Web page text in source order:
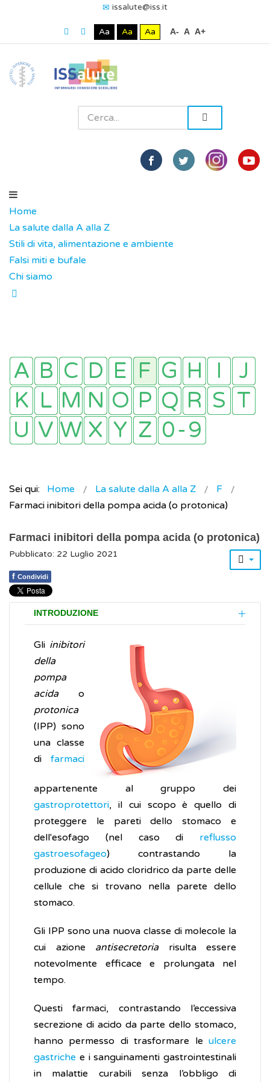
issalute@iss.it
Aa Aa Aa A- A A+
Home
La salute dalla A alla Z
Stili di vita, alimentazione e ambiente
Falsi miti e bufale
Chi siamo
Sei qui: Home La salute dalla A alla Z
F
Farmaci inibitori della pompa acida (o protonica)
Farmaci inibitori della pompa acida (o protonica)
Pubblicato: 22 Luglio 2021
f Condividi
INTRODUZIONE
Gli inibitori
della
pompa
acidao
protonica
(IPP) sono
una classe
di farmaci
appartenente al gruppo dei
gastroprotettori, il cui scopo è quello di
proteggere le pareti dello stomaco e
dell'esofago (nel caso di reflusso
gastroesofageo) contrastando la
produzione di acido cloridrico da parte delle
cellule che si trovano nella parete dello
stomaco.
Gli IPP sono una nuova classe di molecole la
cui azione antisecretoriarisulta essere
notevolmente efficace e prolungata nel
tempo.
Questi farmaci, contrastando l’eccessiva
secrezione di acido da parte dello stomaco,
hanno permesso di trasformare le ulcere
gastriche e i sanguinamenti gastrointestinali
in malattie curabili senza l’obbligo di